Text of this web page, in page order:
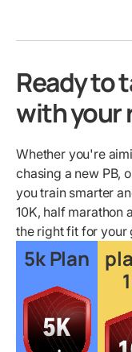
Ready to
with your
Whether you're
chasing a new PB,
you train smarter
10K, half marathon
the right fit for your
5k Plan